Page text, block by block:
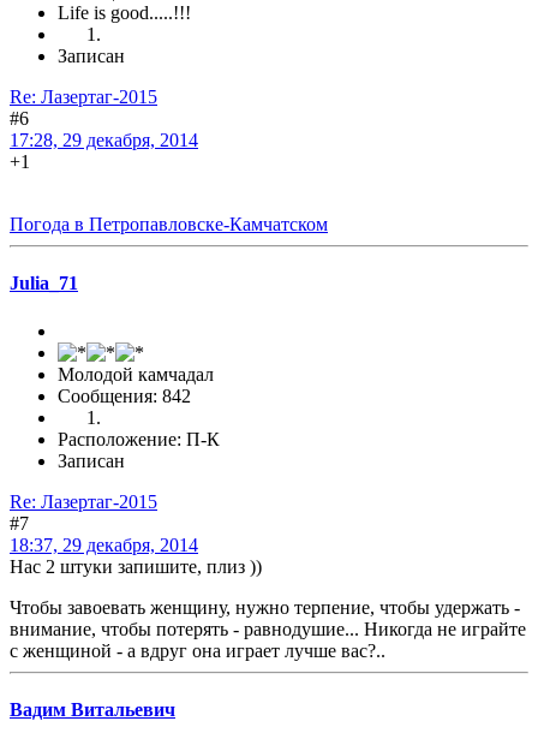
Life is good.....!!!
Записан
Re: Лазертаг-2015
#6
17:28, 29 декабря, 2014
+1
Погода в Петропавловске-Камчатском
Julia_71
Молодой камчадал
Сообщения: 842
Расположение: П-К
Записан
Re: Лазертаг-2015
#7
18:37, 29 декабря, 2014
Нас 2 штуки запишите, плиз ))
Чтобы завоевать женщину, нужно терпение, чтобы удержать -
внимание, чтобы потерять - равнодушие... Никогда не играйте
с женщиной - а вдруг она играет лучше вас?..
Вадим Витальевич